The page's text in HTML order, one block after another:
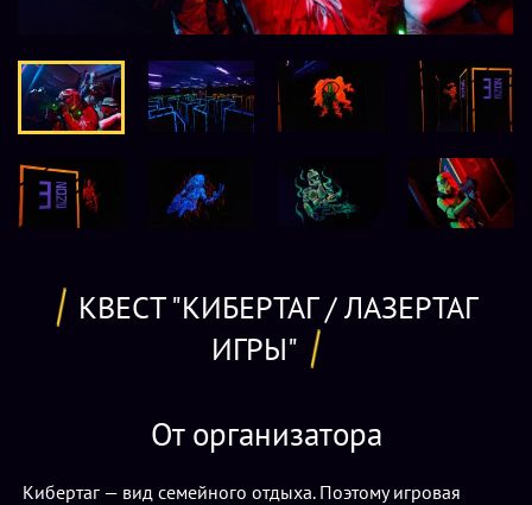
КВЕСТ "КИБЕРТАГ / ЛАЗЕРТАГ
ИГРЫ"
От организатора
Кибертаг — вид семейного отдыха. Поэтому игровая